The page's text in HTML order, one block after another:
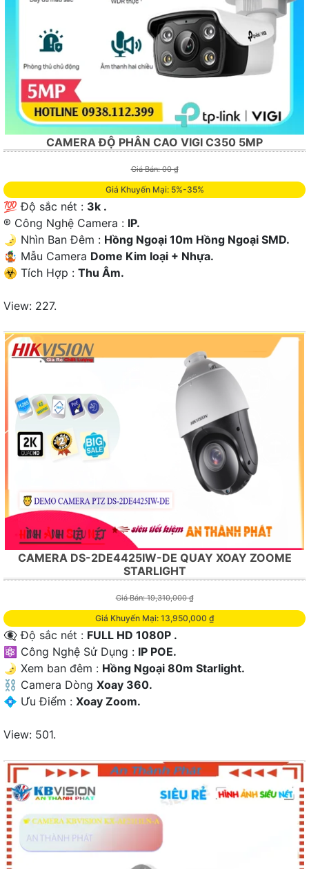
CAMERA ĐỘ PHÂN CAO VIGI C350 5MP
Giá Bán: 00 ₫
Giá Khuyến Mại: 5%-35%
💯 Độ sắc nét : 3k .
®️ Công Nghệ Camera : IP.
🌛 Nhìn Ban Đêm : Hồng Ngoại 10m Hồng Ngoại SMD.
🤹 Mẫu Camera Dome Kim loại + Nhựa.
️☣️ Tích Hợp : Thu Âm.
View: 227.
CAMERA DS-2DE4425IW-DE QUAY XOAY ZOOME
STARLIGHT
Giá Bán: 19,310,000 ₫
Giá Khuyến Mại: 13,950,000 ₫
👁️‍🗨 Độ sắc nét : FULL HD 1080P .
⚛️ Công Nghệ Sử Dụng : IP POE.
🌛 Xem ban đêm : Hồng Ngoại 80m Starlight.
⛓ Camera Dòng Xoay 360.
️💠 Ưu Điểm : Xoay Zoom.
View: 501.